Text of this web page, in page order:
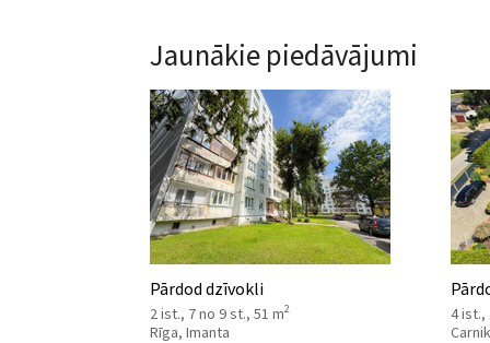
Jaunākie piedāvājumi
Pārdod dzīvokli
2 ist., 7 no 9 st., 51 m2
Rīga, Imanta
4 ist.,